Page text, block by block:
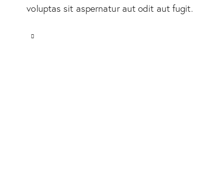
voluptas sit aspernatur aut odit aut fugit.